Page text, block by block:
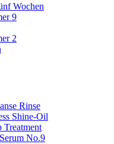
Wochen
9
2
Rinse
Shine-Oil
Treatment
No.9